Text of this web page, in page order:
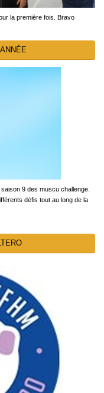
la première fois. Bravo
9 des muscu challenge.
défis tout au long de la